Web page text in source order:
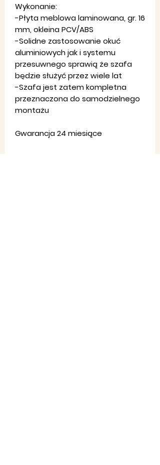
Wykonanie:
-Płyta meblowa laminowana, gr. 16
mm, okleina PCV/ABS
-Solidne zastosowanie okuć
aluminiowych jak i systemu
przesuwnego sprawią że szafa
będzie służyć przez wiele lat
-Szafa jest zatem kompletna
przeznaczona do samodzielnego
montażu
Gwarancja 24 miesiące